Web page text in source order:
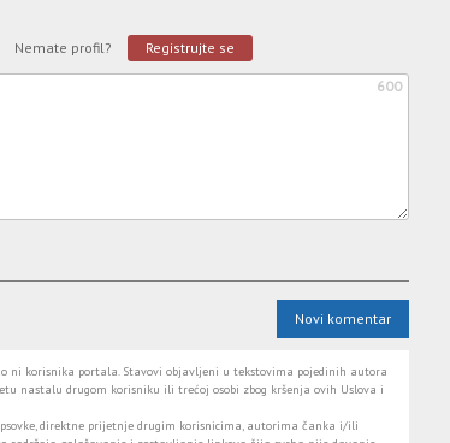
Nemate profil? Registrujte se
600
Novi komentar
ni korisnika portala. Stavovi objavljeni u tekstovima pojedinih autora
nastalu drugom korisniku ili trećoj osobi zbog kršenja ovih Uslova i
direktne prijetnje drugim korisnicima, autorima čanka i/ili